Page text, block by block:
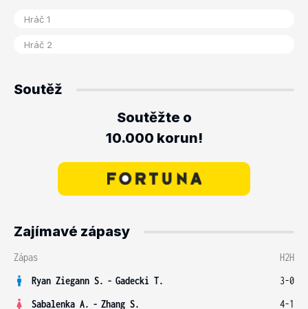
Soutěž
Soutěžte o
10.000 korun!
Zajímavé zápasy
Zápas
H2H
Ryan Ziegann S. - Gadecki T.
3-0
Sabalenka A. - Zhang S.
4-1